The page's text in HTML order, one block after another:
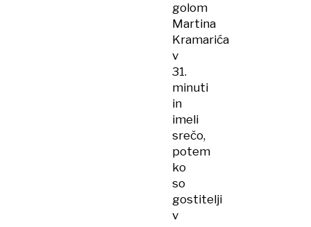
golom
Martina
Kramarića
v
31.
minuti
in
imeli
srečo,
potem
ko
so
gostitelji
v